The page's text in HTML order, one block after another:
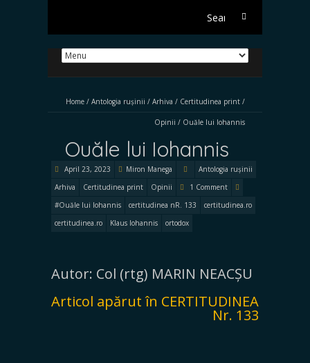
Search
Home / Antologia rușinii / Arhiva / Certitudinea print /
Opinii / Ouăle lui Iohannis
Ouăle lui Iohannis
April 23, 2023 Miron Manega
Antologia rușinii
Arhiva
Certitudinea print Opinii
1 Comment
#Ouăle lui Iohannis
certitudinea nR. 133
certitudinea.ro
certitudinea.ro
Klaus Iohannis ortodox
Autor: Col (rtg) MARIN NEACȘU
Articol apărut în CERTITUDINEA
Nr. 133